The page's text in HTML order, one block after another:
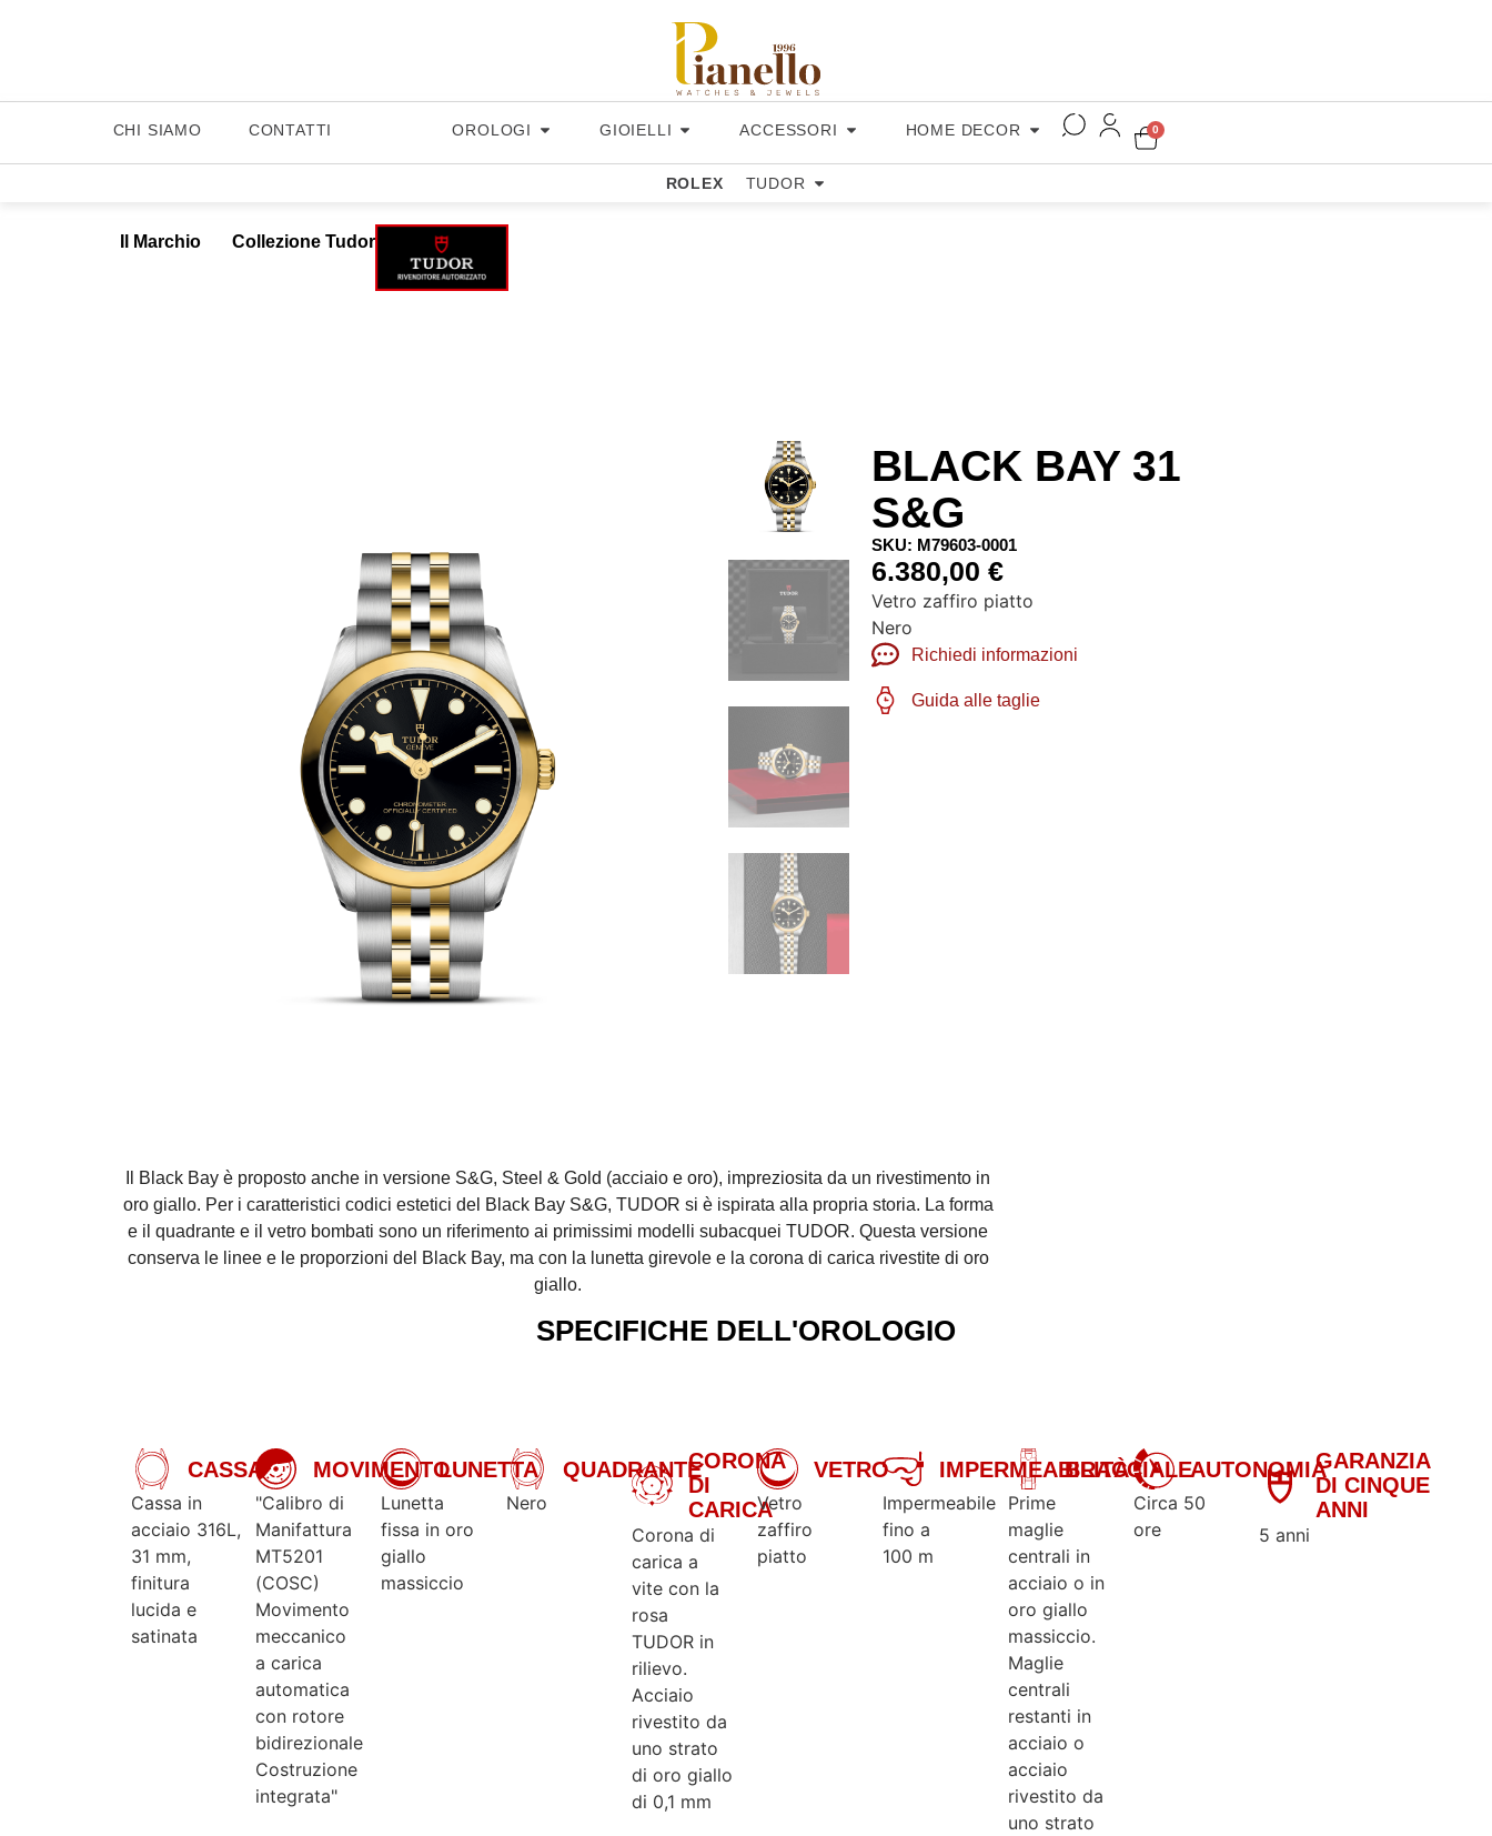
CHI SIAMO CONTATTI OROLOGI GIOIELLI ACCESSORI HOME DECOR 0
ROLEX TUDOR
Il Marchio Collezione Tudor
BLACK BAY 31
S&G
SKU: M79603-0001
6.380,00 €
Vetro zaffiro piatto
Nero
Richiedi informazioni
Guida alle taglie
Il Black Bay è proposto anche in versione S&G, Steel & Gold (acciaio e oro), impreziosita da un rivestimento in
oro giallo. Per i caratteristici codici estetici del Black Bay S&G, TUDOR si è ispirata alla propria storia. La forma
e il quadrante e il vetro bombati sono un riferimento ai primissimi modelli subacquei TUDOR. Questa versione
conserva le linee e le proporzioni del Black Bay, ma con la lunetta girevole e la corona di carica rivestite di oro
giallo.
SPECIFICHE DELL'OROLOGIO
CASSA
Cassa in
acciaio 316L,
31 mm,
finitura
lucida e
satinata
MOVIMENTO
"Calibro di
Manifattura
MT5201
(COSC)
Movimento
meccanico
a carica
automatica
con rotore
bidirezionale
Costruzione
integrata"
LUNETTA
Lunetta
fissa in oro
giallo
massiccio
QUADRANTE
Nero
CORONA
DI
CARICA
Corona di
carica a
vite con la
rosa
TUDOR in
rilievo.
Acciaio
rivestito da
uno strato
di oro giallo
di 0,1 mm
VETRO
Vetro
zaffiro
piatto
IMPERMEABILITÀ
Impermeabile
fino a
100 m
BRACCIALE
Prime
maglie
centrali in
acciaio o in
oro giallo
massiccio.
Maglie
centrali
restanti in
acciaio o
acciaio
rivestito da
uno strato
AUTONOMIA
Circa 50
ore
GARANZIA
DI CINQUE
ANNI
5 anni